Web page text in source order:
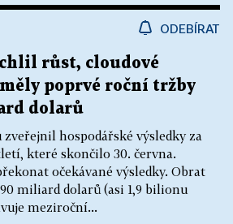
ODEBÍRAT
růst, cloudové
poprvé roční tržby
dolarů
hospodářské výsledky za
které skončilo 30. června.
očekávané výsledky. Obrat
miliard dolarů (asi 1,9 bilionu
meziroční...